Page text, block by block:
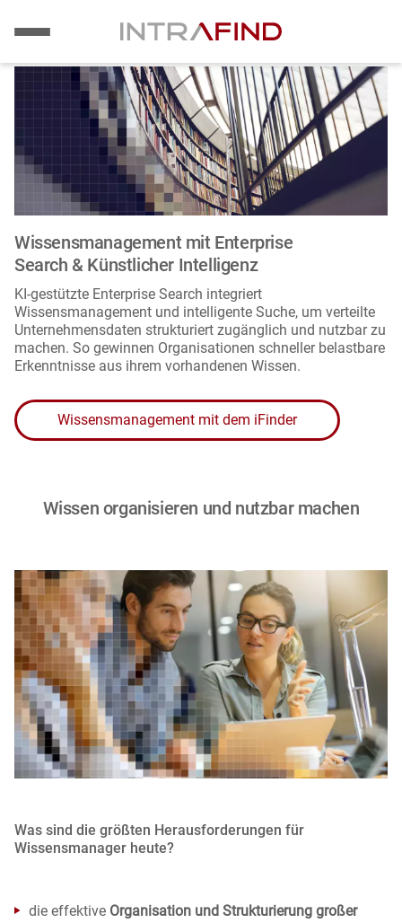
Bild
Wissensmanagement mit Enterprise
Search & Künstlicher Intelligenz
KI-gestützte Enterprise Search integriert
Wissensmanagement und intelligente Suche, um verteilte
Unternehmensdaten strukturiert zugänglich und nutzbar zu
machen. So gewinnen Organisationen schneller belastbare
Erkenntnisse aus ihrem vorhandenen Wissen.
Wissensmanagement mit dem iFinder
Wissen organisieren und nutzbar machen
Was sind die größten Herausforderungen für
Wissensmanager heute?
die effektive Organisation und Strukturierung großer